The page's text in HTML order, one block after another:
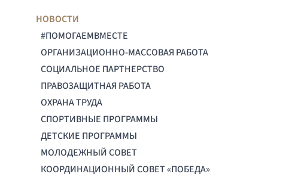
НОВОСТИ
#ПОМОГАЕМВМЕСТЕ
ОРГАНИЗАЦИОННО-МАССОВАЯ РАБОТА
СОЦИАЛЬНОЕ ПАРТНЕРСТВО
ПРАВОЗАЩИТНАЯ РАБОТА
ОХРАНА ТРУДА
СПОРТИВНЫЕ ПРОГРАММЫ
ДЕТСКИЕ ПРОГРАММЫ
МОЛОДЕЖНЫЙ СОВЕТ
КООРДИНАЦИОННЫЙ СОВЕТ «ПОБЕДА»